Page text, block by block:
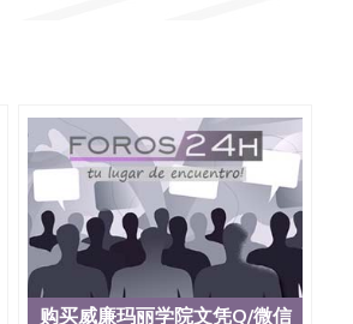
微信551190476国外大学有毕业
真文凭可信吗QQ微信551190476
如何办理学历认证QQ微信
State University, 又译为“圣荷
也是美西地区的公立大学之一。
著名综合性公立大学，它以极
本科教育质量，被《福克斯》杂
外学生前往求学。 至今，这是一
获誉为美国本科教育质量的核心
毕业生大多可以在其所处地域的
购买威廉玛丽学院文凭Q/微信